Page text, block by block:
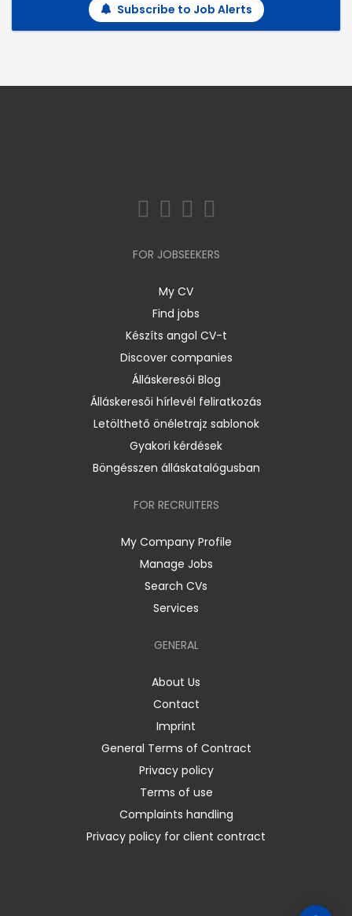
Subscribe to Job Alerts
FOR JOBSEEKERS
My CV
Find jobs
Készíts angol CV-t
Discover companies
Álláskeresői Blog
Álláskeresői hírlevél feliratkozás
Letölthető önéletrajz sablonok
Gyakori kérdések
Böngésszen álláskatalógusban
FOR RECRUITERS
My Company Profile
Manage Jobs
Search CVs
Services
GENERAL
About Us
Contact
Imprint
General Terms of Contract
Privacy policy
Terms of use
Complaints handling
Privacy policy for client contract